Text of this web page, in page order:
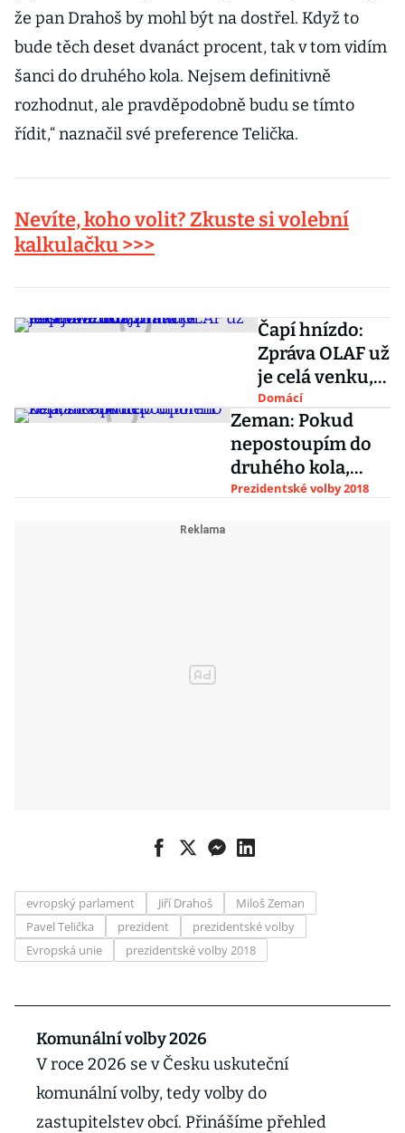
že pan Drahoš by mohl být na dostřel. Když to
bude těch deset dvanáct procent, tak v tom vidím
šanci do druhého kola. Nejsem definitivně
rozhodnut, ale pravděpodobně budu se tímto
řídit,“ naznačil své preference Telička.
Nevíte, koho volit? Zkuste si volební
kalkulačku >>>
Čapí hnízdo:
Zpráva OLAF už
je celá venku,
zmiňuje
zatajování
informací a
falšování údajů
Domácí
Zeman: Pokud
nepostoupím do
druhého kola,
nikoho
Prezidentské volby 2018
evropský parlament Jiří Drahoš
Miloš Zeman
Pavel Telička
prezident
prezidentské volby
Evropská unie
prezidentské volby 2018
Komunální volby 2026
V roce 2026 se v Česku uskuteční
komunální volby, tedy volby do
zastupitelstev obcí. Přinášíme přehled